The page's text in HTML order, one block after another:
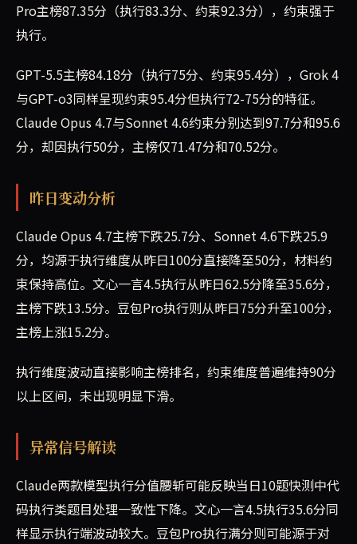
Pro主榜87.35分（执行83.3分、约束92.3分），约束强于
执行。
GPT-5.5主榜84.18分（执行75分、约束95.4分），Grok 4
与GPT-o3同样呈现约束95.4分但执行72-75分的特征。
Claude Opus 4.7与Sonnet 4.6约束分别达到97.7分和95.6
分，却因执行50分，主榜仅71.47分和70.52分。
昨日变动分析
Claude Opus 4.7主榜下跌25.7分、Sonnet 4.6下跌25.9
分，均源于执行维度从昨日100分直接降至50分，材料约
束保持高位。文心一言4.5执行从昨日62.5分降至35.6分，
主榜下跌13.5分。豆包Pro执行则从昨日75分升至100分，
主榜上涨15.2分。
执行维度波动直接影响主榜排名，约束维度普遍维持90分
以上区间，未出现明显下滑。
异常信号解读
Claude两款模型执行分值腰斩可能反映当日10题快测中代
码执行类题目处理一致性下降。文心一言4.5执行35.6分同
样显示执行端波动较大。豆包Pro执行满分则可能源于对